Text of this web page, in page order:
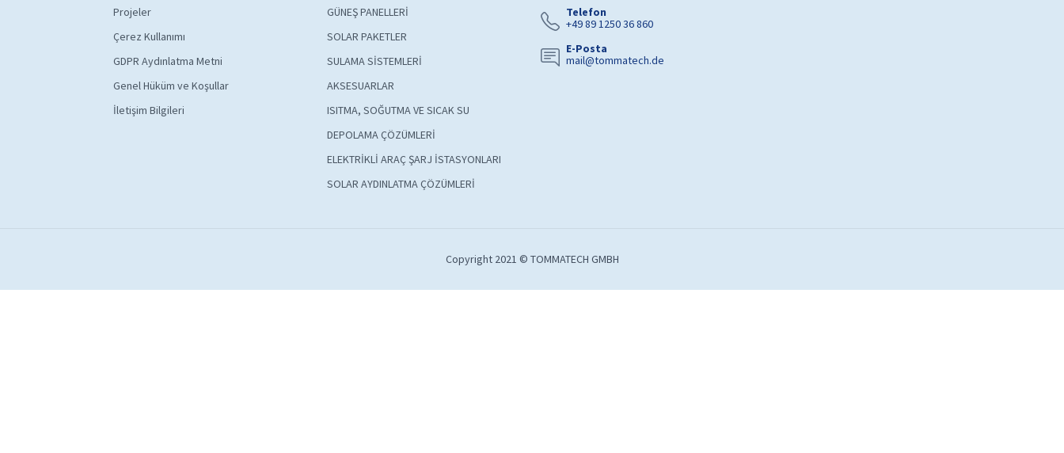
Projeler
Çerez Kullanımı
GDPR Aydınlatma Metni
Genel Hüküm ve Koşullar
İletişim Bilgileri
GÜNEŞ PANELLERİ
SOLAR PAKETLER
SULAMA SİSTEMLERİ
AKSESUARLAR
ISITMA, SOĞUTMA VE SICAK SU
DEPOLAMA ÇÖZÜMLERİ
ELEKTRİKLİ ARAÇ ŞARJ İSTASYONLARI
SOLAR AYDINLATMA ÇÖZÜMLERİ
Telefon
+49 89 1250 36 860
E-Posta
mail@tommatech.de
Copyright 2021 © TOMMATECH GMBH